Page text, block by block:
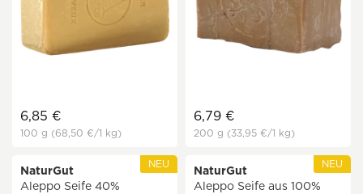
6,85 €
100 g (68,50 €/1 kg)
6,79 €
200 g (33,95 €/1 kg)
NEU
NaturGut
Aleppo Seife 40%
NEU
NaturGut
Aleppo Seife aus 100%